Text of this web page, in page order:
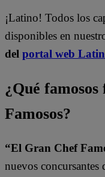
¡Latino! Todos los
disponibles en
del portal web
¿Qué
Famosos?
“El Gran Chef
nuevos concursantes